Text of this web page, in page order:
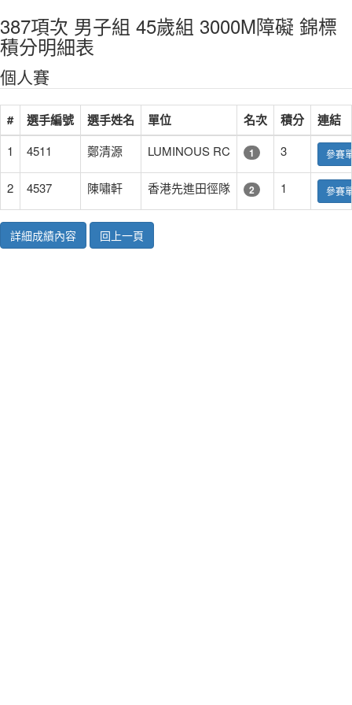
387項次 男子組 45歲組 3000M障礙 錦標
積分明細表
個人賽
# 選手編號 選手姓名 單位 名次 積分 連結
1 4511 鄭清源 LUMINOUS RC 1 3 參賽
2 4537 陳嘯軒 香港先進田徑隊 2 1 參賽
詳細成績內容